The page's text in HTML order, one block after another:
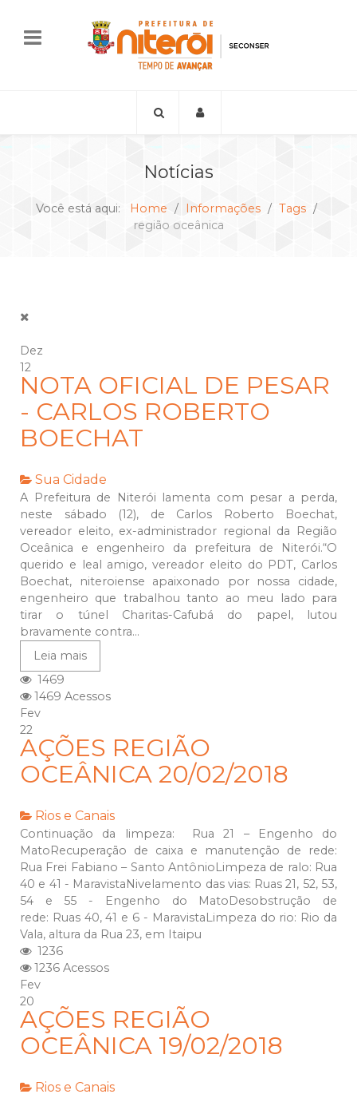
Notícias
Você está aqui: Home Informações
Tags
região oceânica
Dez
12
NOTA OFICIAL DE PESAR
- CARLOS ROBERTO
BOECHAT
Sua Cidade
A Prefeitura de Niterói lamenta com pesar a perda,
neste sábado (12), de Carlos Roberto Boechat,
vereador eleito, ex-administrador regional da Região
Oceânica e engenheiro da prefeitura de Niterói.“O
querido e leal amigo, vereador eleito do PDT, Carlos
Boechat, niteroiense apaixonado por nossa cidade,
engenheiro que trabalhou tanto ao meu lado para
tirar o túnel Charitas-Cafubá do papel, lutou
bravamente contra...
Leia mais
1469
1469 Acessos
Fev
22
AÇÕES REGIÃO
OCEÂNICA 20/02/2018
Rios e Canais
Continuação da limpeza: Rua 21 – Engenho do
MatoRecuperação de caixa e manutenção de rede:
Rua Frei Fabiano – Santo AntônioLimpeza de ralo: Rua
40 e 41 - MaravistaNivelamento das vias: Ruas 21, 52, 53,
54 e 55 - Engenho do MatoDesobstrução de
rede: Ruas 40, 41 e 6 - MaravistaLimpeza do rio: Rio da
Vala, altura da Rua 23, em Itaipu
1236
1236 Acessos
Fev
20
AÇÕES REGIÃO
OCEÂNICA 19/02/2018
Rios e Canais